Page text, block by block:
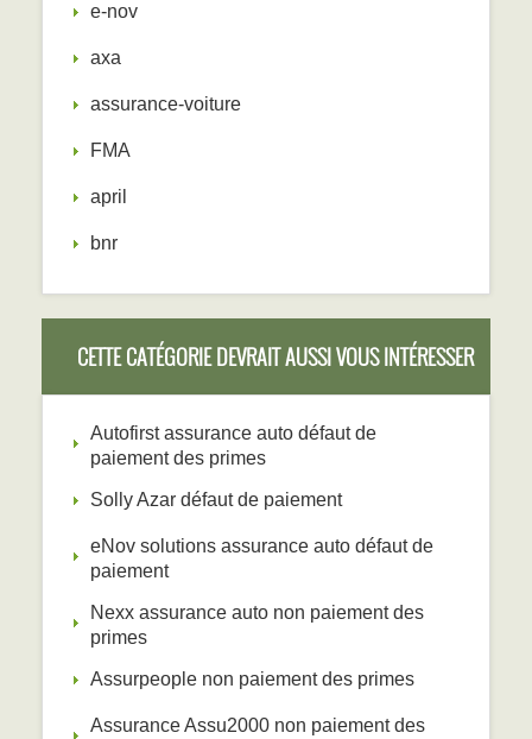
e-nov
axa
assurance-voiture
FMA
april
bnr
CETTE CATÉGORIE DEVRAIT AUSSI VOUS INTÉRESSER
Autofirst assurance auto défaut de
paiement des primes
Solly Azar défaut de paiement
eNov solutions assurance auto défaut de
paiement
Nexx assurance auto non paiement des
primes
Assurpeople non paiement des primes
Assurance Assu2000 non paiement des